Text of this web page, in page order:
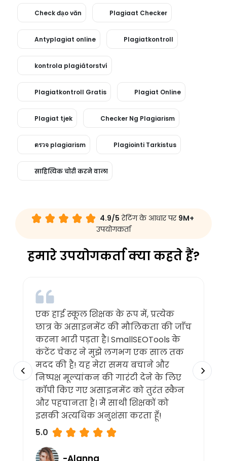
Check đạo văn Plagiaat Checker
Antyplagiat online Plagiatkontroll
kontrola plagiátorství
Plagiatkontroll Gratis Plagiat Online
Plagiat tjek Checker Ng Plagiarism
ตรวจ plagiarism Plagiointi Tarkistus
साहित्यिक चोरी करने वाला
4.9/5 रेटिंग के आधार पर 9M+
उपयोगकर्ता
हमारे उपयोगकर्ता क्या कहते हैं?
एक हाई स्कूल शिक्षक के रूप में, प्रत्येक
छात्र के असाइनमेंट की मौलिकता की जाँच
करना भारी पड़ता है। SmallSEOTools के
कंटेंट चेकर ने मुझे लगभग एक साल तक
मदद की है! यह मेरा समय बचाने और
निष्पक्ष मूल्यांकन की गारंटी देने के लिए
कॉपी किए गए असाइनमेंट को तुरंत स्कैन
और पहचानता है। मैं साथी शिक्षकों को
इसकी अत्यधिक अनुशंसा करता हूँ!
5.0
-Alanna